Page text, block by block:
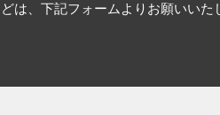
は、下記フォームよりお願いいた